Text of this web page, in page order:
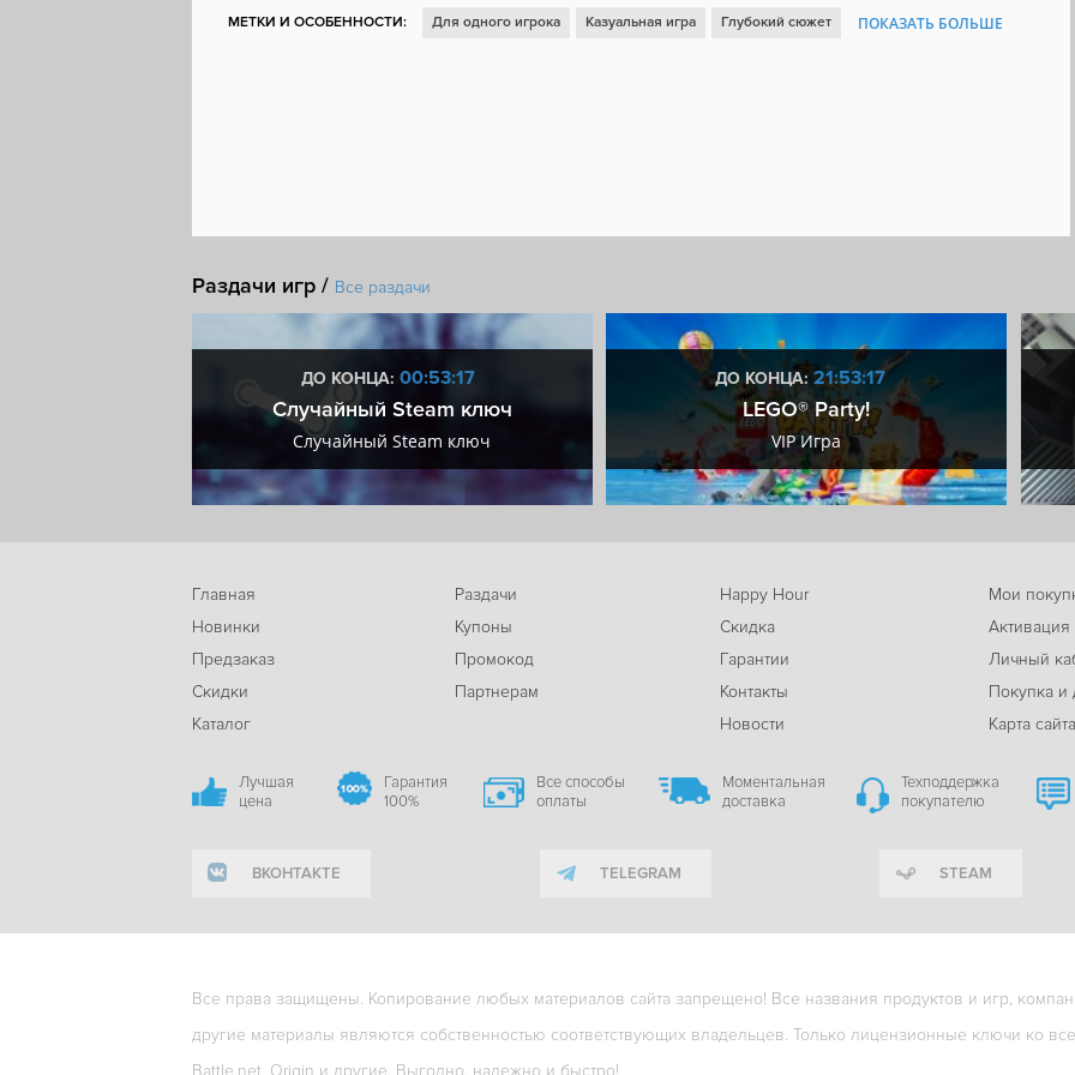
МЕТКИ И ОСОБЕННОСТИ: Для одного игрока Казуальная игра Глубокий сюжет ПОКАЗАТЬ БОЛЬШЕ
Раздачи игр / Все раздачи
ДО КОНЦА: 00:53:17
Случайный Steam ключ
Случайный Steam ключ
ДО КОНЦА:21:53:17
LEGO® Party!
VIP Игра
Главная
Новинки
Предзаказ
Скидки
Каталог
Раздачи
Купоны
Промокод
Партнерам
Happy Hour
Скидка
Гарантии
Контакты
Новости
Мои
Активация
Личный
Покупка и
Карта сайта
Лучшая
цена
Гарантия
100%
Все способы
оплаты
Моментальная
доставка
Техподдержка
покупателю
ВКОНТАКТЕ TELEGRAM STEAM
Все права защищены. Копирование любых материалов сайта запрещено! Все названия продуктов и игр,
другие материалы являются собственностью соответствующих владельцев. Только лицензионные ключи ко
Battle.net, Origin и другие. Выгодно, надежно и быстро!